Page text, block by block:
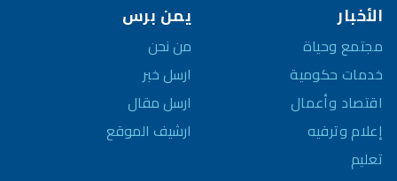
الأخبار
مجتمع وحياة
خدمات حكومية
اقتصاد وأعمال
إعلام وترفيه
تعليم
يمن برس
من نحن
ارسل خبر
ارسل مقال
ارشيف الموقع